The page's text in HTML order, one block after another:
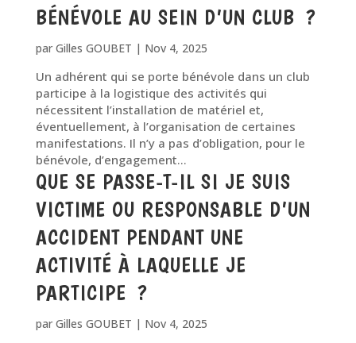
BÉNÉVOLE AU SEIN D’UN CLUB ?
par Gilles GOUBET | Nov 4, 2025
Un adhérent qui se porte bénévole dans un club
participe à la logistique des activités qui
nécessitent l’installation de matériel et,
éventuellement, à l’organisation de certaines
manifestations. Il n’y a pas d’obligation, pour le
bénévole, d’engagement...
QUE SE PASSE-T-IL SI JE SUIS
VICTIME OU RESPONSABLE D’UN
ACCIDENT PENDANT UNE
ACTIVITÉ À LAQUELLE JE
PARTICIPE ?
par Gilles GOUBET | Nov 4, 2025